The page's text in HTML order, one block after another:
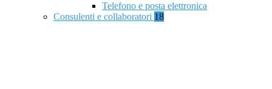
Telefono e posta elettronica
Consulenti e collaboratori 18